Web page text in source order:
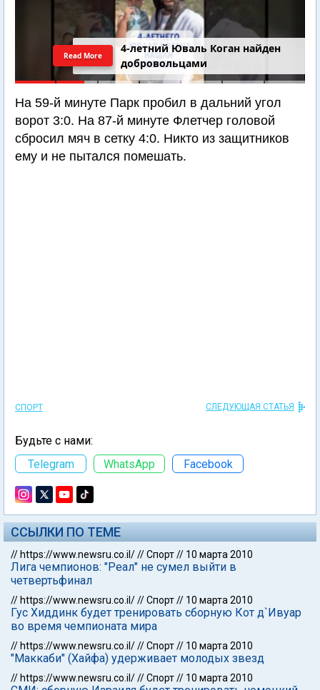
4-летний Юваль Коган найден
добровольцами
Read More
На 59-й минуте Парк пробил в дальний угол
ворот 3:0. На 87-й минуте Флетчер головой
сбросил мяч в сетку 4:0. Никто из защитников
ему и не пытался помешать.
СПОРТ СЛЕДУЮЩАЯ СТАТЬЯ
Будьте с нами:
Telegram
WhatsApp Facebook
ССЫЛКИ ПО ТЕМЕ
// https://www.newsru.co.il///Спорт// 10 марта 2010
Лига чемпионов: "Реал" не сумел выйти в
четвертьфинал
// https://www.newsru.co.il///Спорт// 10 марта 2010
Гус Хиддинк будет тренировать сборную Кот д`Ивуар
во время чемпионата мира
// https://www.newsru.co.il///Спорт// 10 марта 2010
"Маккаби" (Хайфа) удерживает молодых звезд
// https://www.newsru.co.il///Спорт// 10 марта 2010